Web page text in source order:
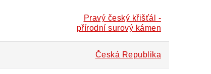
Pravý český křišťál -
přírodní surový kámen
Česká Republika